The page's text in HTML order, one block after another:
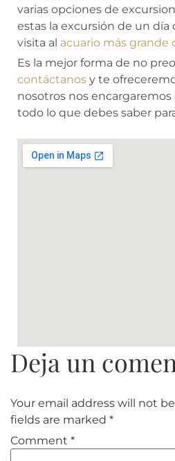
varias opciones de
estas la excursión de un
visita al acuario más
Es la mejor forma de no
contáctanos y te
nosotros nos
todo lo que debes saber
Your email address will not
fields are marked *
Comment *